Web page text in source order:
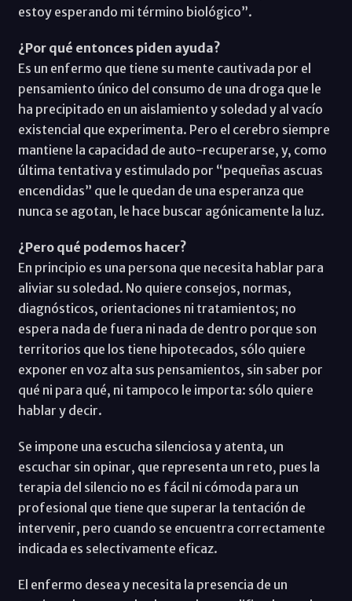
estoy esperando mi término biológico”.
¿Por qué entonces piden ayuda?
Es un enfermo que tiene su mente cautivada por el
pensamiento único del consumo de una droga que le
ha precipitado en un aislamiento y soledad y al vacío
existencial que experimenta. Pero el cerebro siempre
mantiene la capacidad de auto-recuperarse, y, como
última tentativa y estimulado por “pequeñas ascuas
encendidas” que le quedan de una esperanza que
nunca se agotan, le hace buscar agónicamente la luz.
¿Pero qué podemos hacer?
En principio es una persona que necesita hablar para
aliviar su soledad. No quiere consejos, normas,
diagnósticos, orientaciones ni tratamientos; no
espera nada de fuera ni nada de dentro porque son
territorios que los tiene hipotecados, sólo quiere
exponer en voz alta sus pensamientos, sin saber por
qué ni para qué, ni tampoco le importa: sólo quiere
hablar y decir.
Se impone una escucha silenciosa y atenta, un
escuchar sin opinar, que representa un reto, pues la
terapia del silencio no es fácil ni cómoda para un
profesional que tiene que superar la tentación de
intervenir, pero cuando se encuentra correctamente
indicada es selectivamente eficaz.
El enfermo desea y necesita la presencia de un